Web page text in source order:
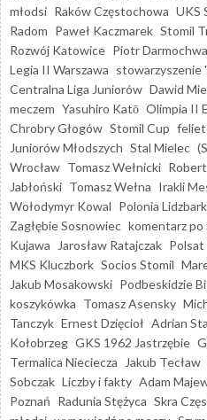
młodsi Raków Częstochowa UKS
Radom Paweł Kaczmarek Stomil
Rozwój Katowice Piotr
Legia II Warszawa stowarzyszenie
Centralna Liga Juniorów Dawid
meczem Yasuhiro Katō Olimpia II
Chrobry Głogów Stomil Cup
Juniorów Młodszych Stal Mielec
Wrocław Tomasz Wełnicki
Jabłoński Tomasz Wełna Irakli
Wołodymyr Kowal Polonia
Zagłębie Sosnowiec komentarz po
Kujawa
Jarosław Ratajczak
MKS Kluczbork Socios Stomil
Jakub Mosakowski Podbeskidzie
koszykówka Tomasz Asensky
Tanczyk Ernest Dzięcioł Adrian
Kołobrzeg GKS 1962 Jastrzębie
Termalica Nieciecza
Jakub Tecław
Sobczak Liczby i fakty Adam
Poznań Radunia Stężyca Skra